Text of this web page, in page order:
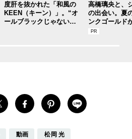
度肝を抜かれた「和風の
KEEN（キーン）」。“オ
ールブラックじゃないほ
高橋璃央と、
の出会い。夏
ンクゴールド
SUMMER
動画 松岡 光